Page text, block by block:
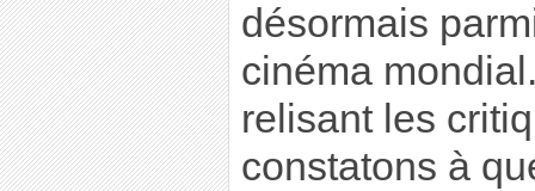
désormais
cinéma
relisant les
constatons à